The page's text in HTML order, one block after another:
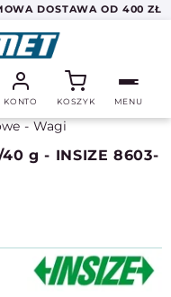
DOSTAWA OD 400 ZŁ
KONTO KOSZYK MENU
Wagi
g - INSIZE 8603-